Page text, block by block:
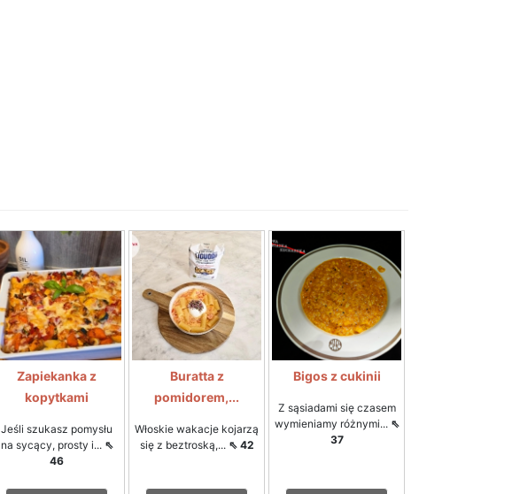
Zapiekanka z
kopytkami
Jeśli szukasz pomysłu
na sycący, prosty i... ⇖
46
Buratta z
pomidorem,...
Włoskie wakacje kojarzą
się z beztroską,... ⇖ 42
Bigos z cukinii
Z sąsiadami się czasem
wymieniamy różnymi... ⇖
37